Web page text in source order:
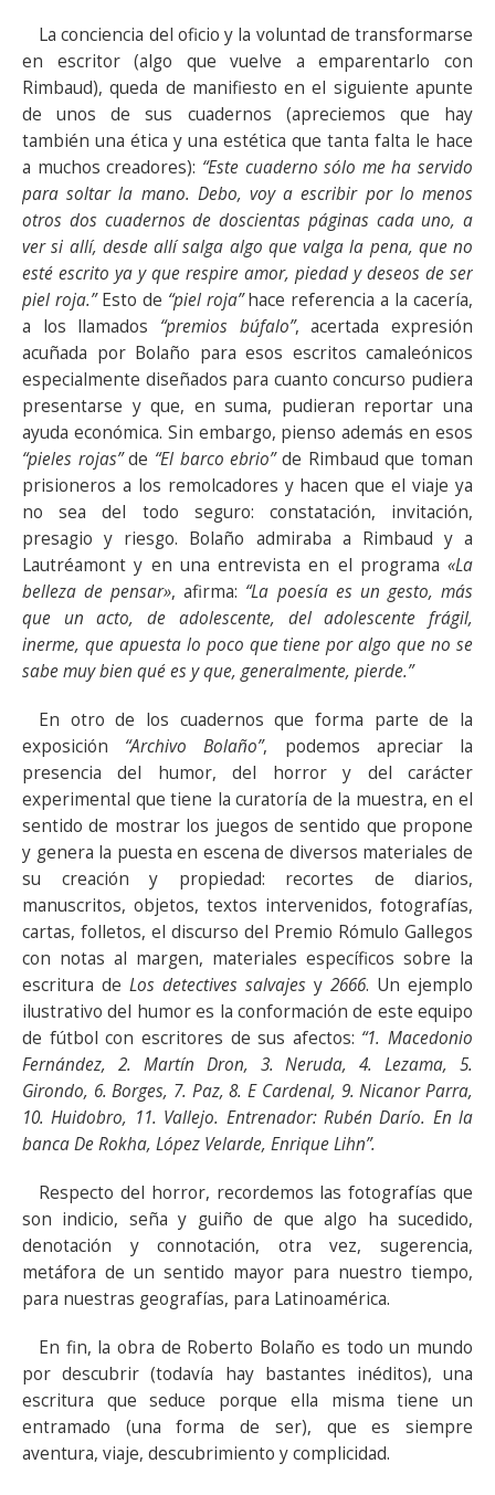
La conciencia del oficio y la voluntad de transformarse
en escritor (algo que vuelve a emparentarlo con
Rimbaud), queda de manifiesto en el siguiente apunte
de unos de sus cuadernos (apreciemos que hay
también una ética y una estética que tanta falta le hace
a muchos creadores): “Este cuaderno sólo me ha servido
para soltar la mano. Debo, voy a escribir por lo menos
otros dos cuadernos de doscientas páginas cada uno, a
ver si allí, desde allí salga algo que valga la pena, que no
esté escrito ya y que respire amor, piedad y deseos de ser
piel roja.”Esto de “piel roja”hace referencia a la cacería,
a los llamados “premios búfalo”, acertada expresión
acuñada por Bolaño para esos escritos camaleónicos
especialmente diseñados para cuanto concurso pudiera
presentarse y que, en suma, pudieran reportar una
ayuda económica. Sin embargo, pienso además en esos
“pieles rojas”de “El barco ebrio”de Rimbaud que toman
prisioneros a los remolcadores y hacen que el viaje ya
no sea del todo seguro: constatación, invitación,
presagio y riesgo. Bolaño admiraba a Rimbaud y a
Lautréamont y en una entrevista en el programa «La
belleza de pensar», afirma: “La poesía es un gesto, más
que un acto, de adolescente, del adolescente frágil,
inerme, que apuesta lo poco que tiene por algo que no se
sabe muy bien qué es y que, generalmente, pierde.”
En otro de los cuadernos que forma parte de la
exposición “Archivo Bolaño”, podemos apreciar la
presencia del humor, del horror y del carácter
experimental que tiene la curatoría de la muestra, en el
sentido de mostrar los juegos de sentido que propone
y genera la puesta en escena de diversos materiales de
su creación y propiedad: recortes de diarios,
manuscritos, objetos, textos intervenidos, fotografías,
cartas, folletos, el discurso del Premio Rómulo Gallegos
con notas al margen, materiales específicos sobre la
escritura de Los detectives salvajes y 2666. Un ejemplo
ilustrativo del humor es la conformación de este equipo
de fútbol con escritores de sus afectos: “1. Macedonio
Fernández, 2. Martín Dron, 3. Neruda, 4. Lezama, 5.
Girondo, 6. Borges, 7. Paz, 8. E Cardenal, 9. Nicanor Parra,
10. Huidobro, 11. Vallejo. Entrenador: Rubén Darío. En la
banca De Rokha, López Velarde, Enrique Lihn”.
Respecto del horror, recordemos las fotografías que
son indicio, seña y guiño de que algo ha sucedido,
denotación y connotación, otra vez, sugerencia,
metáfora de un sentido mayor para nuestro tiempo,
para nuestras geografías, para Latinoamérica.
En fin, la obra de Roberto Bolaño es todo un mundo
por descubrir (todavía hay bastantes inéditos), una
escritura que seduce porque ella misma tiene un
entramado (una forma de ser), que es siempre
aventura, viaje, descubrimiento y complicidad.